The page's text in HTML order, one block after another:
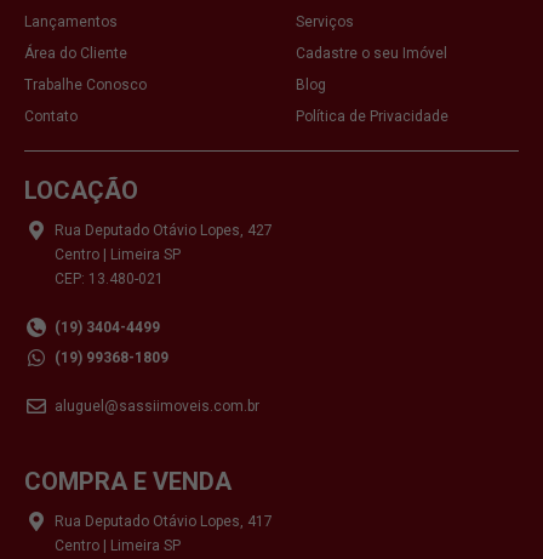
Lançamentos
Serviços
Área do Cliente
Cadastre o seu Imóvel
Trabalhe Conosco
Blog
Contato
Política de Privacidade
LOCAÇÃO
Rua Deputado Otávio Lopes, 427
Centro | Limeira SP
CEP: 13.480-021
(19) 3404-4499
(19) 99368-1809
aluguel@sassiimoveis.com.br
COMPRA E VENDA
Rua Deputado Otávio Lopes, 417
Centro | Limeira SP